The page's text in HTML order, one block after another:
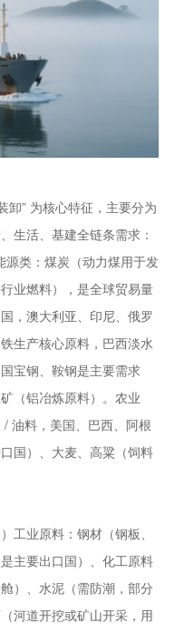
卸” 为核心特征，主要分为
生活、基建全链条需求：
类：煤炭（动力煤用于发
业燃料），是全球贸易量
，澳大利亚、印尼、俄罗
生产核心原料，巴西淡水
宝钢、鞍钢是主要需求
（铝冶炼原料）。农业
油料，美国、巴西、阿根
国）、大麦、高粱（饲料
工业原料：钢材（钢板、
主要出口国）、化工原料
）、水泥（需防潮，部分
河道开挖或矿山开采，用